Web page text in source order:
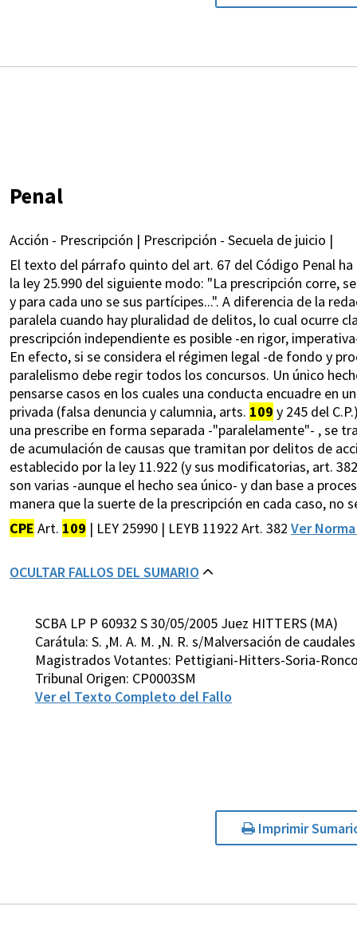
Penal
Acción - Prescripción | Prescripción - Secuela de juicio |
El texto del párrafo quinto del art. 67 del Código Penal
la ley 25.990 del siguiente modo: "La prescripción corre,
y para cada uno se sus partícipes...". A diferencia de la
paralela cuando hay pluralidad de delitos, lo cual ocurre
prescripción independiente es posible -en rigor,
En efecto, si se considera el régimen legal -de fondo y
paralelismo debe regir todos los concursos. Un único
pensarse casos en los cuales una conducta encuadre en
privada (falsa denuncia y calumnia, arts. 109 y 245 del
una prescribe en forma separada -"paralelamente"- , se
de acumulación de causas que tramitan por delitos de
establecido por la ley 11.922 (y sus modificatorias, art.
son varias -aunque el hecho sea único- y dan base a
manera que la suerte de la prescripción en cada caso, no
CPE Art. 109 | LEY 25990 | LEYB 11922 Art. 382 Ver
OCULTAR FALLOS DEL SUMARIO
SCBA LP P 60932 S 30/05/2005 Juez HITTERS (MA)
Carátula: S. ,M. A. M. ,N. R. s/Malversación de
Magistrados Votantes: Pettigiani-Hitters-Soria-
Tribunal Origen: CP0003SM
Ver el Texto Completo del Fallo
Imprimir